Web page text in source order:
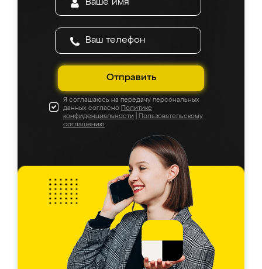
Отправить
Я соглашаюсь на передачу персональных
данных согласно Политике
конфиденциальности
Пользовательскому
соглашению